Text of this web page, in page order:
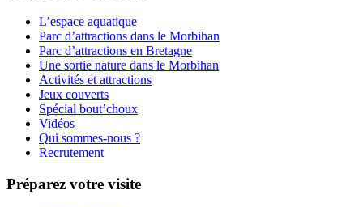
L’espace aquatique
Parc d’attractions dans le Morbihan
Parc d’attractions en Bretagne
Une sortie nature dans le Morbihan
Activités et attractions
Jeux couverts
Spécial bout’choux
Vidéos
Qui sommes-nous ?
Recrutement
Préparez votre visite